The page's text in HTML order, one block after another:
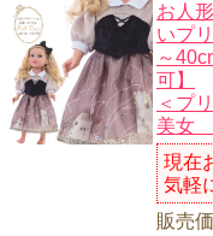
お人
いプ
～
可】
＜プ
美女
現在
気軽
販売